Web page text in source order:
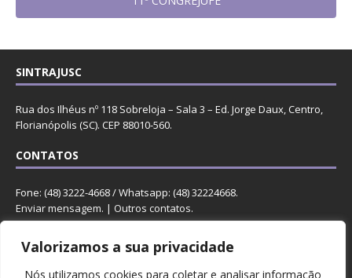
Valorizamos a sua privacidade
Nós utilizamos cookies para coletar e analisar informação
SINTRAJUSC
Rua dos Ilhéus nº 118 Sobreloja – Sala 3 – Ed. Jorge Daux, Centro,
Florianópolis (SC). CEP 88010-560.
CONTATOS
Fone: (48) 3222-4668 / Whatsapp: (48) 32224668.
Enviar mensagem. | Outros contatos.
REDES